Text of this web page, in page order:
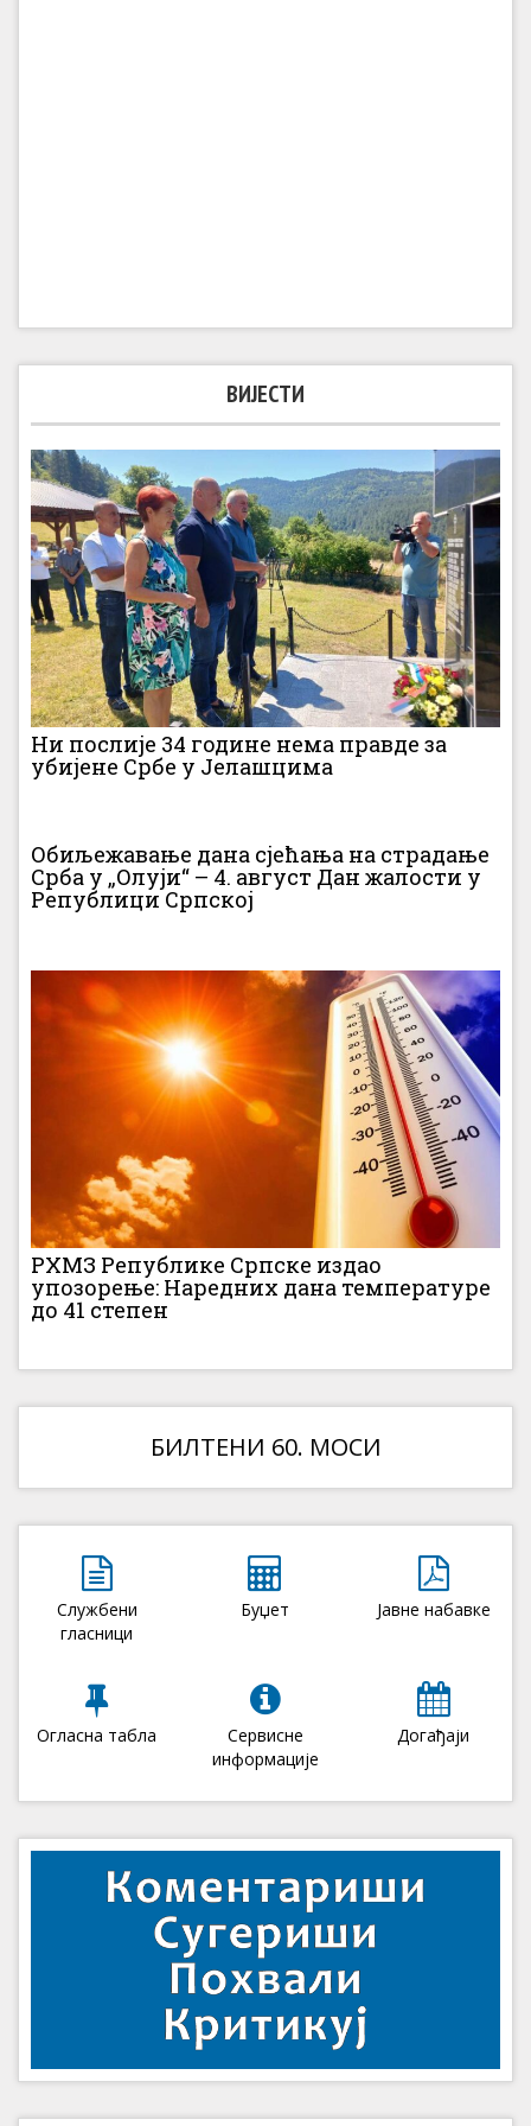
ВИЈЕСТИ
Ни послије 34 године нема правде за
убијене Србе у Јелашцима
Обиљежавање дана сјећања на страдање
Срба у „Олуји“ – 4. август Дан жалости у
Републици Српској
РХМЗ Републике Српске издао
упозорење: Наредних дана температуре
до 41 степен
БИЛТЕНИ 60. МОСИ
Службени
гласници
Буџет Јавне набавке
Огласна табла
Сервисне
информације
Догађаји